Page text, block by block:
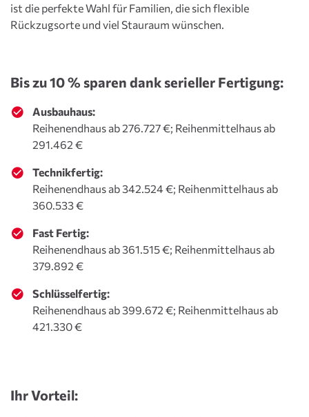
ist die perfekte Wahl für Familien, die sich flexible
Rückzugsorte und viel Stauraum wünschen.
Bis zu 10 % sparen dank serieller Fertigung:
Ausbauhaus:
Reihenendhaus ab 276.727 €; Reihenmittelhaus ab
291.462 €
Technikfertig:
Reihenendhaus ab 342.524 €; Reihenmittelhaus ab
360.533 €
Fast Fertig:
Reihenendhaus ab 361.515 €; Reihenmittelhaus ab
379.892 €
Schlüsselfertig:
Reihenendhaus ab 399.672 €; Reihenmittelhaus ab
421.330 €
Ihr Vorteil: